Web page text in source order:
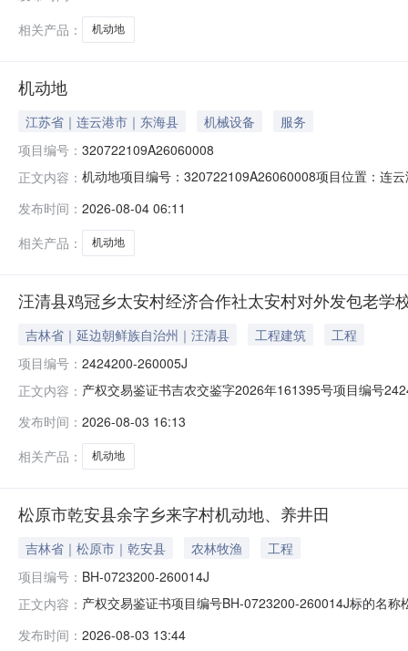
相关产品：
机动地
机动地
江苏省｜连云港市｜东海县 机械设备
服务
项目编号： 320722109A26060008
正文内容： 机动地项目编号：320722109A26060008项目位置：连
亩，2.北芹村七组园西机动地，原王小星承包，东西长
发布时间： 2026-08-04 06:11
相关产品：
机动地
汪清县鸡冠乡太安村经济合作社太安村对外发包老学
吉林省｜延边朝鲜族自治州｜汪清县 工程建筑
工程
项目编号： 2424200-260005J
正文内容： 产权交易鉴证书吉农交鉴字2026年161395号项目编号
开交易标的主要内容详见《产权交易合同》。成交价格
发布时间： 2026-08-03 16:13
相关产品：
机动地
松原市乾安县余字乡来字村机动地、养井田
吉林省｜松原市｜乾安县 农林牧渔
工程
项目编号： BH-0723200-260014J
正文内容： 产权交易鉴证书项目编号BH-0723200-260014J标的名
￥:115557.0元备注审核结论依据有关法律法规及相关规
发布时间： 2026-08-03 13:44